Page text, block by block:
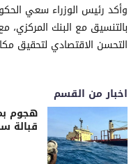
وأكد رئيس الوزراء سعي
بالتنسيق مع البنك المركزي،
التحسن الاقتصادي لتحقيق
اخبار من القسم
هجوم
قبالة